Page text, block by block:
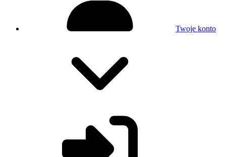
Twoje konto